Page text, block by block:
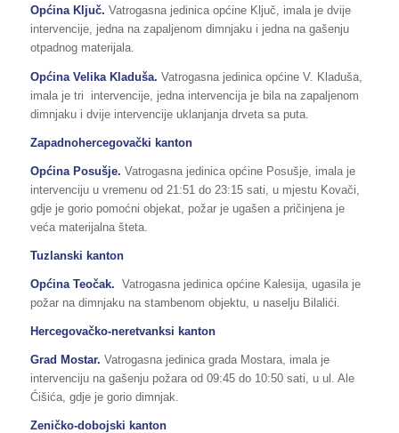
Općina Ključ. Vatrogasna jedinica općine Ključ, imala je dvije
intervencije, jedna na zapaljenom dimnjaku i jedna na gašenju
otpadnog materijala.
Općina Velika Kladuša. Vatrogasna jedinica općine V. Kladuša,
imala je tri intervencije, jedna intervencija je bila na zapaljenom
dimnjaku i dvije intervencije uklanjanja drveta sa puta.
Zapadnohercegovački kanton
Općina Posušje. Vatrogasna jedinica općine Posušje, imala je
intervenciju u vremenu od 21:51 do 23:15 sati, u mjestu Kovači,
gdje je gorio pomoćni objekat, požar je ugašen a pričinjena je
veća materijalna šteta.
Tuzlanski kanton
Općina Teočak. Vatrogasna jedinica općine Kalesija, ugasila je
požar na dimnjaku na stambenom objektu, u naselju Bilalići.
Hercegovačko-neretvanksi kanton
Grad Mostar. Vatrogasna jedinica grada Mostara, imala je
intervenciju na gašenju požara od 09:45 do 10:50 sati, u ul. Ale
Ćišića, gdje je gorio dimnjak.
Zeničko-dobojski kanton